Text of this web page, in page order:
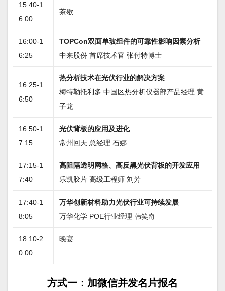
15:40-1
6:00
茶歇
16:00-1
6:25
TOPCon双面单玻组件的可靠性影响因素分析
中来股份 首席技术官 张付特博士
16:25-1
6:50
热分析技术在光伏行业的解决方案
梅特勒托利多 中国区热分析仪器部产品经理 黄
子龙
16:50-1
7:15
光伏背板的应用及进化
常州回天 总经理 石娜
17:15-1
7:40
高阻隔透明网格、高反黑光伏背板的开发应用
乐凯胶片 高级工程师 刘芳
17:40-1
8:05
万华创新材料助力光伏行业可持续发展
万华化学 POE行业经理 韩笑奇
18:10-2
0:00
晚宴
方式一：加微信并发名片报名